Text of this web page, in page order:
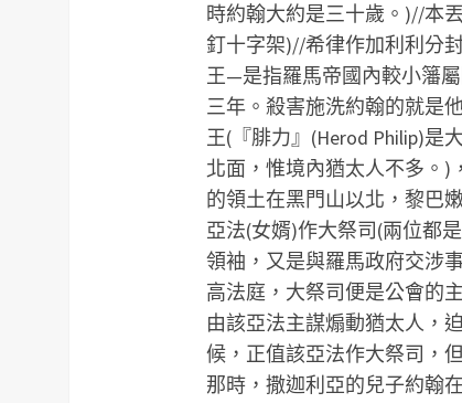
時約翰大約是三十歲。)//本
釘十字架)//希律作加利利分
王—是指羅馬帝國內較小籓
三年。殺害施洗約翰的就是
王(『腓力』(Herod Philip)是
北面，惟境內猶太人不多。)
的領土在黑門山以北，黎巴
亞法(女婿)作大祭司(兩位都
領袖，又是與羅馬政府交涉
高法庭，大祭司便是公會的
由該亞法主謀煽動猶太人，
候，正值該亞法作大祭司，
那時，撒迦利亞的兒子約翰